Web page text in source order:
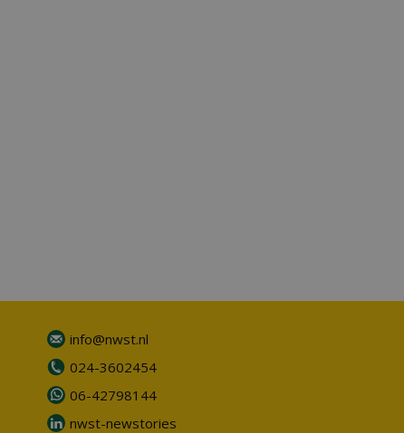
info@nwst.nl
024-3602454
06-42798144
nwst-newstories